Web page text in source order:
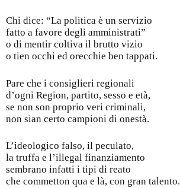
Chi dice: “La politica è un servizio
fatto a favore degli amministrati”
o di mentir coltiva il brutto vizio
o tien occhi ed orecchie ben tappati.
Pare che i consiglieri regionali
d’ogni Region, partito, sesso e età,
se non son proprio veri criminali,
non sian certo campioni di onestà.
L’ideologico falso, il peculato,
la truffa e l’illegal finanziamento
sembrano infatti i tipi di reato
che commetton qua e là, con gran talento.